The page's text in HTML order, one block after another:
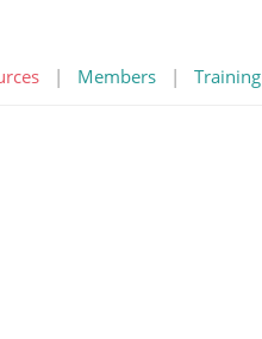
| Members | Training